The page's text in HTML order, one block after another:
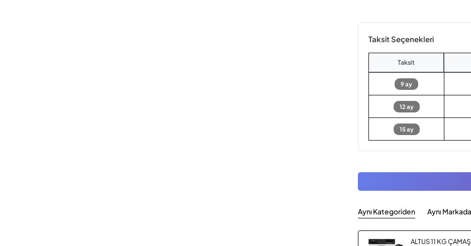
Taksit Seçenekleri
Taksit
9 ay
12 ay
15 ay
Aynı Kategoriden Aynı
ALTUS 11 KG